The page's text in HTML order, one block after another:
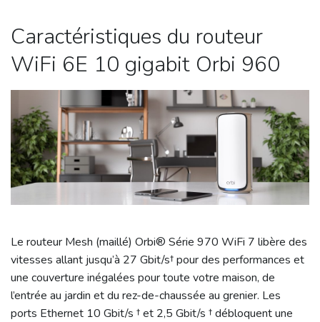
Caractéristiques du routeur
WiFi 6E 10 gigabit Orbi 960
Le routeur Mesh (maillé) Orbi® Série 970 WiFi 7 libère des
vitesses allant jusqu’à 27 Gbit/s† pour des performances et
une couverture inégalées pour toute votre maison, de
l’entrée au jardin et du rez-de-chaussée au grenier. Les
ports Ethernet 10 Gbit/s † et 2,5 Gbit/s † débloquent une